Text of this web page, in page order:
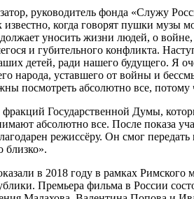
руководитель фонда «Служу
когда говорят пушки музы
уносить жизни людей, о
и губительного конфликта.
детей, ради нашего будущего. Я
народа, уставшего от войны и
посмотреть абсолютно все, потому
фракций Государственной Думы,
абсолютно все. После показа
режиссёру. Он смог
близко».
в 2018 году в рамках
Премьера фильма в России